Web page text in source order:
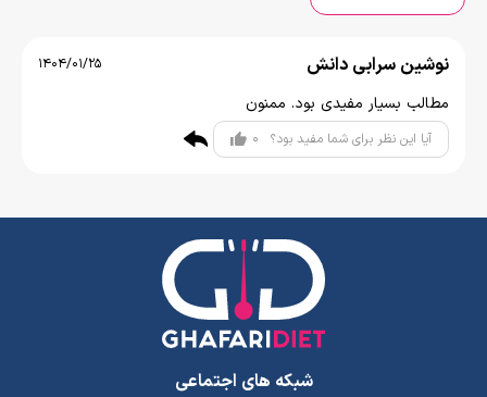
نوشین سرابی دانش 1404/01/25
مطالب بسیار مفیدی بود. ممنون
آیا این نظر برای شما مفید بود؟ 0
شبکه های اجتماعی